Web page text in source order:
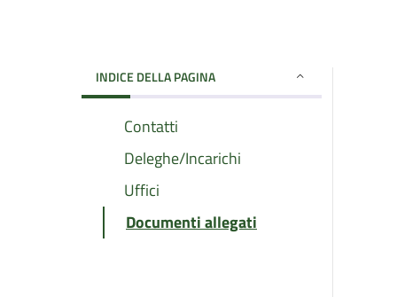
INDICE DELLA PAGINA
Contatti
Deleghe/Incarichi
Uffici
Documenti allegati